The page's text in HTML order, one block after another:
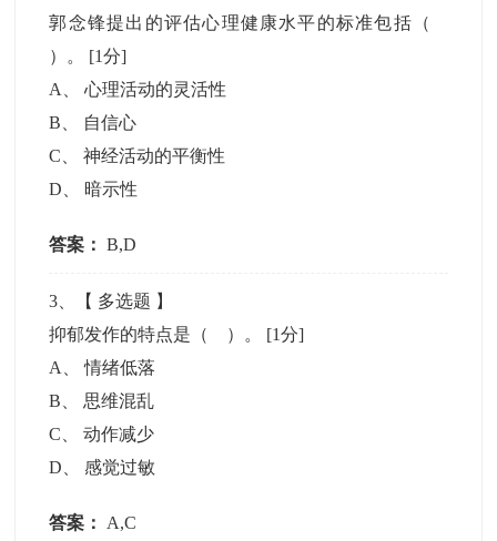
郭念锋提出的评估心理健康水平的标准包括（
）。 [1分]
A
、心理活动的灵活性
B
自信心
C 、神经活动的平衡性
D
暗示性
答案： B,D
3 、【 多选题 】
抑郁发作的特点是（ ）。 [1分]
A
、情绪低落
B
思维混乱
C 、动作减少
D 、感觉过敏
答案： A,C